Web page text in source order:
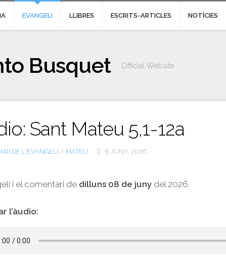
EVANGELI LLIBRES ESCRITS-ARTICLES NOTÍCIES
Busquet Official Website
Sant Mateu 5,1-12a
DE L'EVANGELI / MATEU 8 JUNY, 2026
i el comentari de dilluns 08 de juny del 2026.
l’àudio: